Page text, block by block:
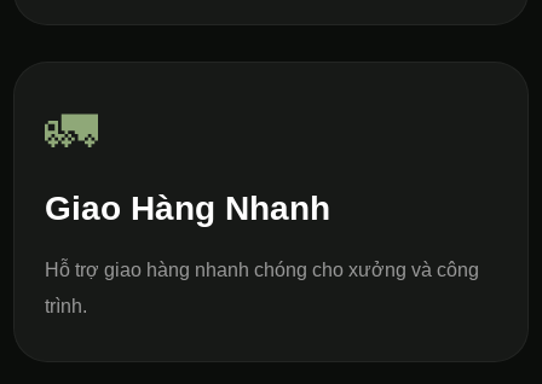
🚛
Giao Hàng Nhanh
Hỗ trợ giao hàng nhanh chóng cho xưởng và công
trình.